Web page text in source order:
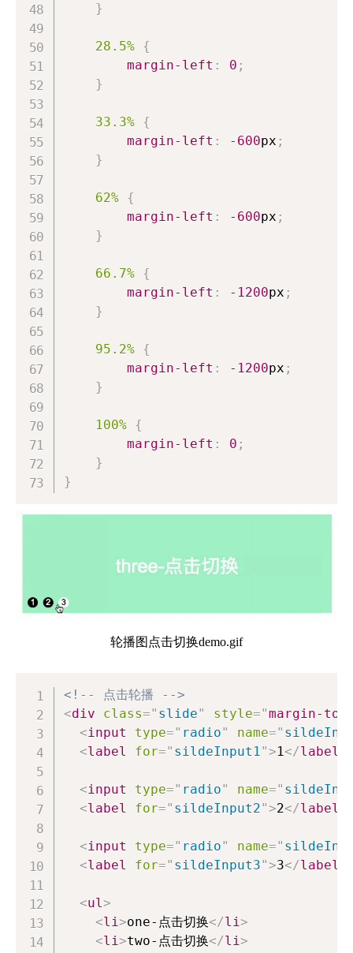
}
28 .5% {
margin-left : 0 ;
}
33 .3% {
margin-left : -600px ;
}
62% {
margin-left : -600px ;
}
66 .7% {
margin-left : -1200px ;
}
95 .2% {
margin-left : -1200px ;
}
100% {
margin-left : 0 ;
}
}
轮播图点击切换demo.gif
<!-- 点击轮播 -->
<div class=" slide" style="margin-top
<input type=" radio" name="
<label for=" sildeInput1">1</label
<input type=" radio" name="
<label for=" sildeInput2">2</label
<input type=" radio" name="
<label for=" sildeInput3">3</label
<ul>
<li>one-点击切换</li>
<li>two-点击切换</li>